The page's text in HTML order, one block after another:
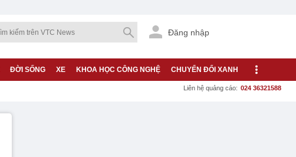
Đăng nhập
ĐỜI SỐNG XE KHOA HỌC CÔNG NGHỆ CHUYỂN ĐỔI XANH
Liên hệ quảng cáo: 024 36321588